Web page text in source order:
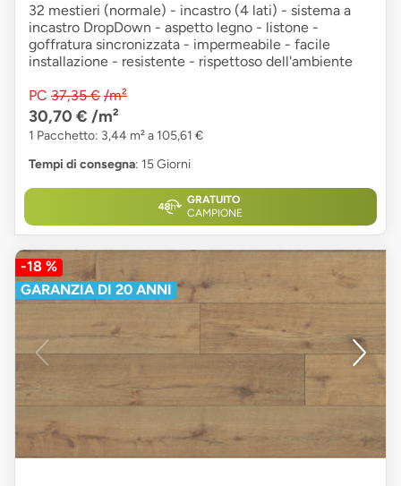
32 mestieri (normale) - incastro (4 lati) - sistema a
incastro DropDown - aspetto legno - listone -
goffratura sincronizzata - impermeabile - facile
installazione - resistente - rispettoso dell'ambiente
PC 37,35 € /m²
30,70 € /m²
1 Pacchetto: 3,44 m² a 105,61 €
Tempi di consegna: 15 Giorni
GRATUITO
CAMPIONE
-18 %
GARANZIA DI 20 ANNI